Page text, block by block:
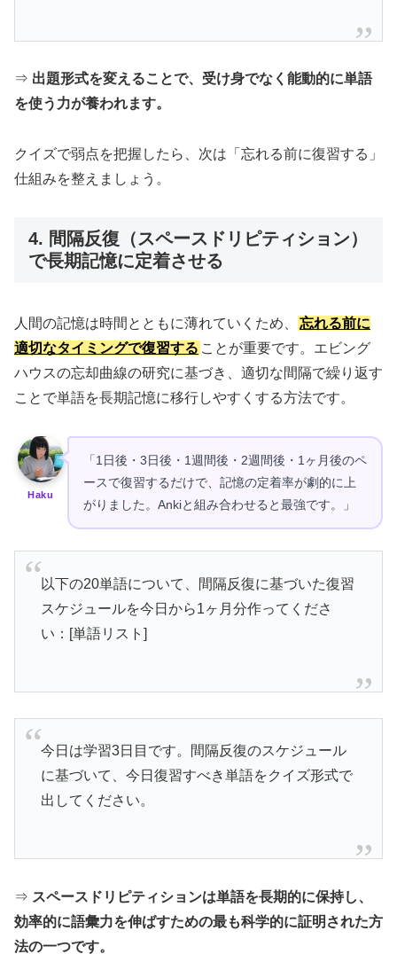
⇒ 出題形式を変えることで、受け身でなく能動的に単語
を使う力が養われます。
クイズで弱点を把握したら、次は「忘れる前に復習する」
仕組みを整えましょう。
4. 間隔反復（スペースドリピティション）
で長期記憶に定着させる
人間の記憶は時間とともに薄れていくため、
忘れる前に
適切なタイミングで復習する ことが重要です。エビング
ハウスの忘却曲線の研究に基づき、適切な間隔で繰り返す
ことで単語を長期記憶に移行しやすくする方法です。
Haku
「1日後・3日後・1週間後・2週間後・1ヶ月後のペ
ースで復習するだけで、記憶の定着率が劇的に上
がりました。Ankiと組み合わせると最強です。」
以下の20単語について、間隔反復に基づいた復習
スケジュールを今日から1ヶ月分作ってくださ
い：[単語リスト]
今日は学習3日目です。間隔反復のスケジュール
に基づいて、今日復習すべき単語をクイズ形式で
出してください。
⇒ スペースドリピティションは単語を長期的に保持し、
効率的に語彙力を伸ばすための最も科学的に証明された方
法の一つです。